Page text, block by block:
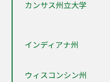
カンサス州立大学
インディアナ州
ウィスコンシン州